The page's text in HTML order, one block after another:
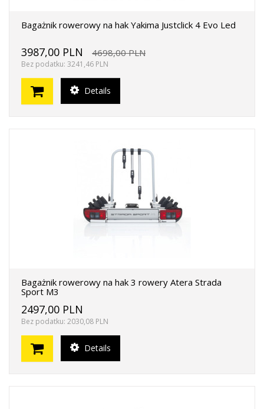
Bagażnik rowerowy na hak Yakima Justclick 4 Evo Led
3987,00 PLN 4698,00 PLN
Bez podatku: 3241,46 PLN
Details
Bagażnik rowerowy na hak 3 rowery Atera Strada
Sport M3
2497,00 PLN
Bez podatku: 2030,08 PLN
Details